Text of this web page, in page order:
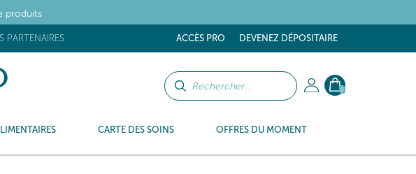
produits
ACCÈS PRO DEVENEZ DÉPOSITAIRE
PARTENAIRES
0
CARTE DES SOINS OFFRES DU MOMENT